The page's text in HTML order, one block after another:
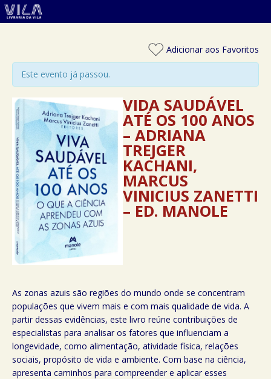
Adicionar aos Favoritos
Este evento já passou.
VIDA SAUDÁVEL
ATÉ OS 100 ANOS
– ADRIANA
TREJGER
KACHANI,
MARCUS
VINICIUS ZANETTI
– ED. MANOLE
As zonas azuis são regiões do mundo onde se concentram
populações que vivem mais e com mais qualidade de vida. A
partir dessas evidências, este livro reúne contribuições de
especialistas para analisar os fatores que influenciam a
longevidade, como alimentação, atividade física, relações
sociais, propósito de vida e ambiente. Com base na ciência,
apresenta caminhos para compreender e aplicar esses